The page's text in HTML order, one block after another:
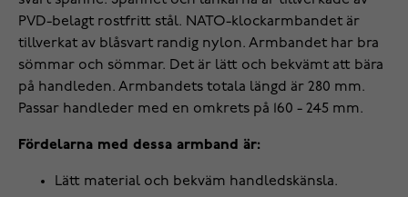
PVD-belagt rostfritt stål. NATO-klockarmbandet är
tillverkat av blåsvart randig nylon. Armbandet har bra
sömmar och sömmar. Det är lätt och bekvämt att bära
på handleden. Armbandets totala längd är 280 mm.
Passar handleder med en omkrets på 160 - 245 mm.
Fördelarna med dessa armband är:
Lätt material och bekväm handledskänsla.